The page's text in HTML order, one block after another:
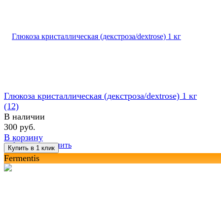
избранное сравнить
Глюкоза кристаллическая (декстроза/dextrose) 1 кг
(12)
В наличии
300 руб.
В корзину
Fermentis